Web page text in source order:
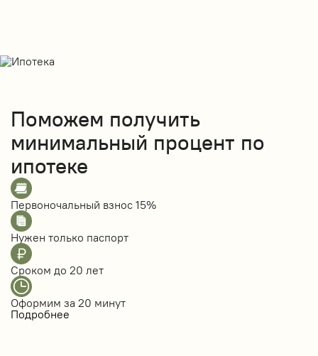
Поможем получить
минимальный процент по
ипотеке
Первоночальный взнос 15%
Нужен только паспорт
Сроком до 20 лет
Оформим за 20 минут
Подробнее